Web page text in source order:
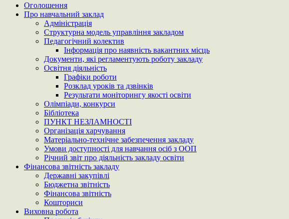
Оголошення
Про навчальний заклад
Адміністрація
Структурна модель управління закладом
Педагогічний колектив
Інформація про наявність вакантних місць
Документи, які регламентують роботу закладу
Освітня діяльність
Графіки роботи
Розклад уроків та дзвінків
Результати моніторингу якості освіти
Олімпіади, конкурси
Бібліотека
ПУНКТ НЕЗЛАМНОСТІ
Організація харчування
Матеріально-технічне забезпечення закладу
Умови доступності для навчання осіб з ООП
Річний звіт про діяльність закладу освіти
Фінансова звітність закладу
Державні закупівлі
Бюджетна звітність
Фінансова звітність
Кошториси
Виховна робота